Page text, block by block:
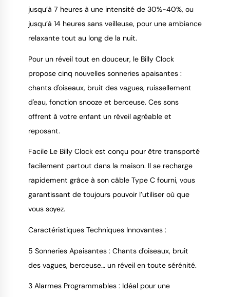
jusqu’à 7 heures à une intensité de 30%-40%, ou
jusqu’à 14 heures sans veilleuse, pour une ambiance
relaxante tout au long de la nuit.
Pour un réveil tout en douceur, le Billy Clock
propose cinq nouvelles sonneries apaisantes :
chants d'oiseaux, bruit des vagues, ruissellement
d'eau, fonction snooze et berceuse. Ces sons
offrent à votre enfant un réveil agréable et
reposant.
Facile Le Billy Clock est conçu pour être transporté
facilement partout dans la maison. Il se recharge
rapidement grâce à son câble Type C fourni, vous
garantissant de toujours pouvoir l’utiliser où que
vous soyez.
Caractéristiques Techniques Innovantes :
5 Sonneries Apaisantes : Chants d'oiseaux, bruit
des vagues, berceuse… un réveil en toute sérénité.
3 Alarmes Programmables : Idéal pour une